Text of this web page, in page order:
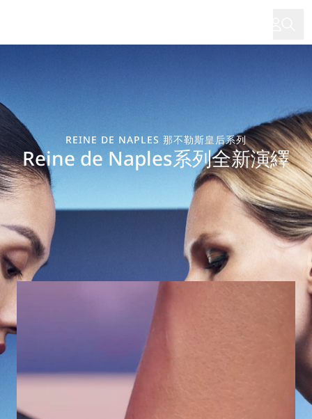
主
REINE DE NAPLES 那不勒斯皇后系列
Reine de Naples系列全新演繹